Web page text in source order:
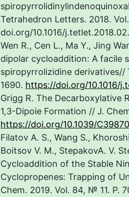
Tetrahedron Letters. 2018.
doi.org/10.1016/
Wen R., Cen L., Ma Y., Jing
dipolar cycloaddition: A facile
spiropyrrolizidine derivatives//
1690. https://doi.org/10.1016/
Grigg R. The Decarboxylative
1,3-Dipoie Formation // J.
https://doi.org/10.1039/
Filatov A. S., Wang S.,
Boitsov V. M., StepakovA. V.
Cycloaddition of the Stable
Cyclopropenes: Trapping of
Chem. 2019. Vol. 84, № 11. P.